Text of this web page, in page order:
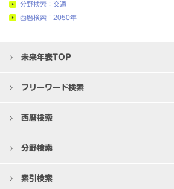
分野検索：交通
西暦検索：2050年
未来年表TOP
フリーワード検索
西暦検索
分野検索
索引検索